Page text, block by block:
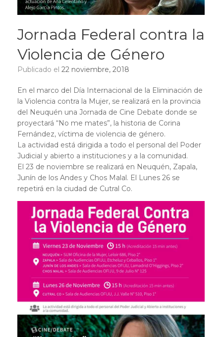
Jornada Federal contra la
Violencia de Género
Publicado el 22 noviembre, 2018
En el marco del Día Internacional de la Eliminación de
la Violencia contra la Mujer, se realizará en la provincia
del Neuquén una Jornada de Cine Debate donde se
proyectará “No me mates”, la historia de Corina
Fernández, víctima de violencia de género.
La actividad está dirigida a todo el personal del Poder
Judicial y abierto a instituciones y a la comunidad.
El 23 de noviembre se realizará en Neuquén, Zapala,
Junín de los Andes y Chos Malal. El Lunes 26 se
repetirá en la ciudad de Cutral Co.